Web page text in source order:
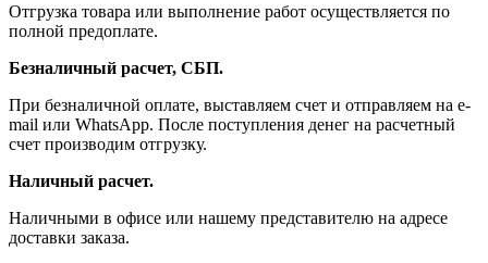
Отгрузка товара или выполнение работ осуществляется по
полной предоплате.
Безналичный расчет, СБП.
При безналичной оплате, выставляем счет и отправляем на e-
mail или WhatsApp. После поступления денег на расчетный
счет производим отгрузку.
Наличный расчет.
Наличными в офисе или нашему представителю на адресе
доставки заказа.